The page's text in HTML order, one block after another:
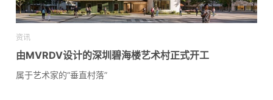
资讯
由MVRDV设计的深圳碧海楼艺术村正式开工
属于艺术家的“垂直村落”